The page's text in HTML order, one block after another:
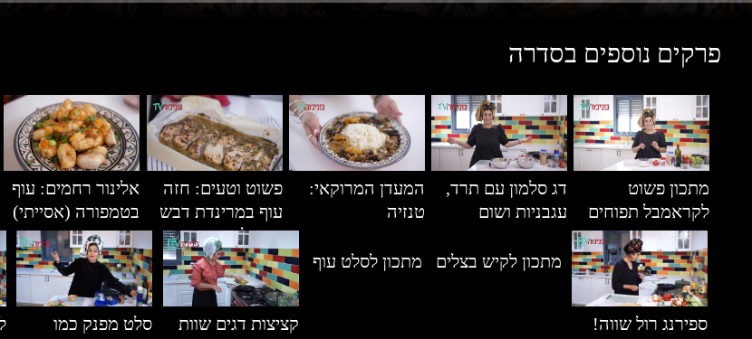
פרקים נוספים בסדרה
מתכון פשוט
לקראמבל תפוחים
דג סלמון עם תרד,
עגבניות ושום
המעדן המרוקאי:
טנזיה
פשוט וטעים: חזה
עוף במרינדת דבש
וחרדל
אלינור רחמים: עוף
בטמפורה (אסייתי)
ספירנג רול שווה!
מתכון לקיש בצלים מתכון לסלט עוף
קציצות דגים שוות
סלט מפנק כמו